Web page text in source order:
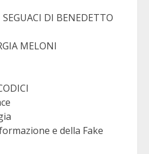
DI BENEDETTO
MELONI
e della Fake